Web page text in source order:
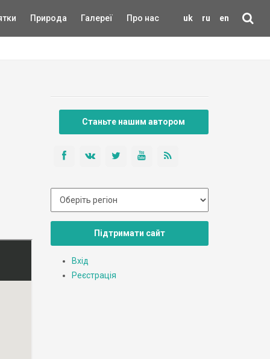
uk ru en
Природа Галереї Про нас
Станьте нашим автором
Підтримати сайт
Вхід
Реєстрація